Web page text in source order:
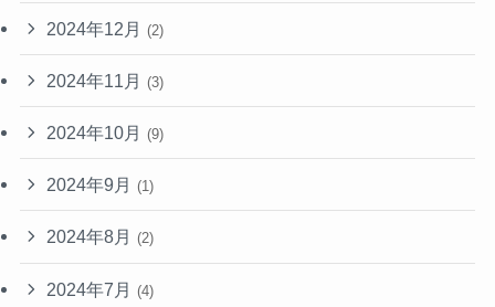
2024年12月 (2)
2024年11月 (3)
2024年10月 (9)
2024年9月 (1)
2024年8月 (2)
2024年7月 (4)